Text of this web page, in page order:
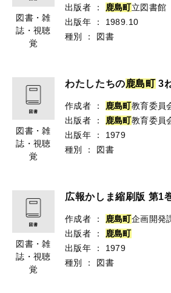
図書・雑
誌・視聴
覚
出版者
： 鹿島町立図書館
出版年
：
1989.10
種別
： 図書
図書・雑
誌・視聴
覚
わたしたちの鹿島町3
作成者 ： 鹿島町教育委員
出版者
： 鹿島町教育委員
出版年
：
1979
種別
： 図書
図書・雑
誌・視聴
覚
広報かしま縮刷版 第1
作成者 ： 鹿島町企画開発
出版者
： 鹿島町
出版年
：
1979
種別
： 図書